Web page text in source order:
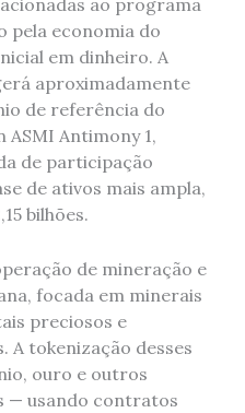
ao programa
pela economia do
em dinheiro. A
aproximadamente
de referência do
Antimony 1,
de participação
de ativos mais ampla,
bilhões.
de mineração e
focada em minerais
preciosos e
A tokenização desses
ouro e outros
— usando contratos